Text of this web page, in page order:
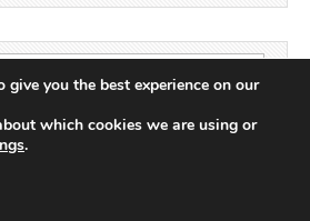
you the best experience on our
which cookies we are using or
.